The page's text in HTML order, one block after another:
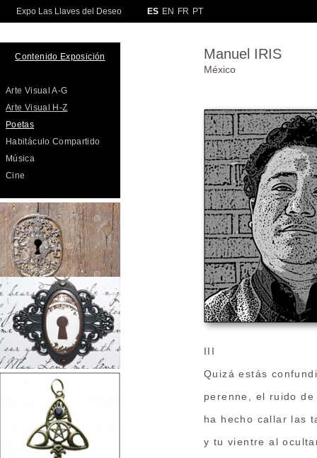
III
Quizá estás
perenne, el ruido
ha hecho callar las
y tu vientre al
Manuel IRIS
México
Contenido Exposición
Arte Visual A-G
Arte Visual H-Z
Poetas
Habitáculo Compartido
Música
Cine